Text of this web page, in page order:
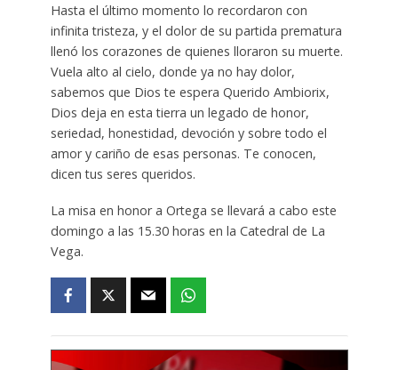
Hasta el último momento lo recordaron con
infinita tristeza, y el dolor de su partida prematura
llenó los corazones de quienes lloraron su muerte.
Vuela alto al cielo, donde ya no hay dolor,
sabemos que Dios te espera Querido Ambiorix,
Dios deja en esta tierra un legado de honor,
seriedad, honestidad, devoción y sobre todo el
amor y cariño de esas personas. Te conocen,
dicen tus seres queridos.
La misa en honor a Ortega se llevará a cabo este
domingo a las 15.30 horas en la Catedral de La
Vega.